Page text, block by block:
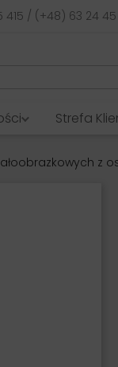
/ (+48) 63 24 45
Strefa
z